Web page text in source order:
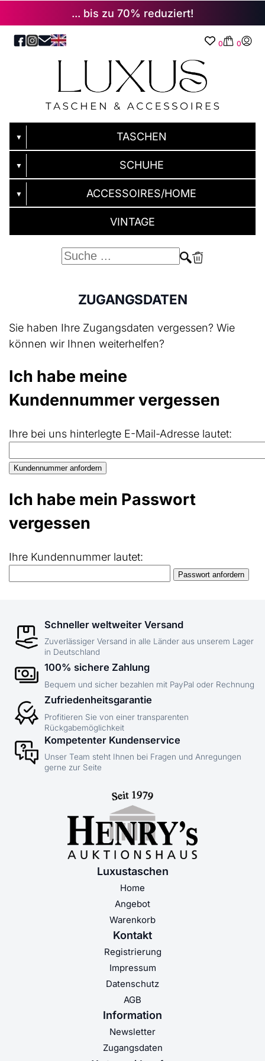
... bis zu 70% reduziert!
0 0
▼ TASCHEN
▼ SCHUHE
▼ ACCESSOIRES/HOME
VINTAGE
ZUGANGSDATEN
Sie haben Ihre Zugangsdaten vergessen? Wie
können wir Ihnen weiterhelfen?
Ich habe meine
Kundennummer vergessen
Ihre bei uns hinterlegte E-Mail-Adresse lautet:
Ich habe mein Passwort
vergessen
Ihre Kundennummer lautet:
Schneller weltweiter Versand
Zuverlässiger Versand in alle Länder aus unserem Lager
in Deutschland
100% sichere Zahlung
Bequem und sicher bezahlen mit PayPal oder Rechnung
Zufriedenheitsgarantie
Profitieren Sie von einer transparenten
Rückgabemöglichkeit
Kompetenter Kundenservice
Unser Team steht Ihnen bei Fragen und Anregungen
gerne zur Seite
Luxustaschen
Home
Angebot
Warenkorb
Kontakt
Registrierung
Impressum
Datenschutz
AGB
Information
Newsletter
Zugangsdaten